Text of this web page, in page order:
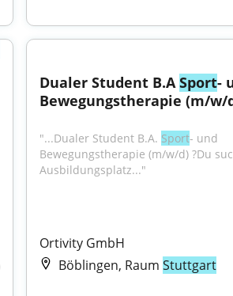
Dualer Student B.A Sport-
Bewegungstherapie (m/w/
"...Dualer Student B.A. Sport- und
Bewegungstherapie (m/w/d) ?Du
Ausbildungsplatz..."
Ortivity GmbH
Böblingen, RaumStuttgart